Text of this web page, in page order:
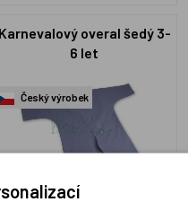
Karnevalový overal šedý 3-
6 let
Český výrobek